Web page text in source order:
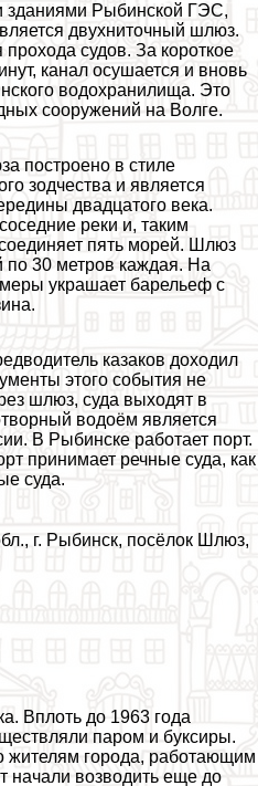
зданиями Рыбинской ГЭС,
двухниточный шлюз.
судов. За короткое
канал осушается и вновь
водохранилища. Это
сооружений на Волге.
построено в стиле
зодчества и является
двадцатого века.
реки и, таким
пять морей. Шлюз
30 метров каждая. На
украшает барельеф с
казаков доходил
этого события не
шлюз, суда выходят в
водоём является
В Рыбинске работает порт.
принимает речные суда, как
суда.
г. Рыбинск, посёлок Шлюз,
Вплоть до 1963 года
паром и буксиры.
жителям города, работающим
начали возводить еще до